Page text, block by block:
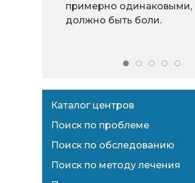
примерно одинаковыми,
должно быть боли.
Каталог центров
Поиск по проблеме
Поиск по обследованию
Поиск по методу лечения